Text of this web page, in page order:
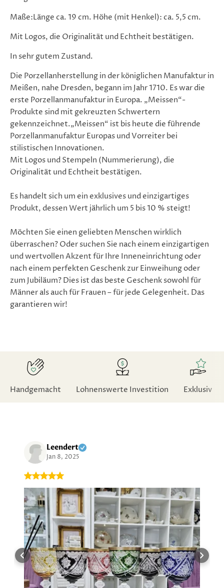
Maße:Länge ca. 19 cm. Höhe (mit Henkel): ca. 5,5 cm.
Mit Logos, die Originalität und Echtheit bestätigen.
In sehr gutem Zustand.
Die Porzellanherstellung in der königlichen Manufaktur in
Meißen, nahe Dresden, begann im Jahr 1710. Es war die
erste Porzellanmanufaktur in Europa. „Meissen“-
Produkte sind mit gekreuzten Schwertern
gekennzeichnet.„Meissen“ ist bis heutedie führende
Porzellanmanufaktur Europas und Vorreiter bei
stilistischen Innovationen.
Mit Logos und Stempeln (Nummerierung), die
Originalität und Echtheit bestätigen.
Es handelt sich um ein exklusives und einzigartiges
Produkt, dessen Wert jährlich um 5 bis 10 % steigt!
Möchten Sie einen geliebten Menschen wirklich
überraschen? Oder suchen Sie nach einem einzigartigen
und wertvollen Akzent für Ihre Inneneinrichtung oder
nach einem perfekten Geschenk zur Einweihung oder
zum Jubiläum? Dies ist das beste Geschenk sowohl für
Männer als auch für Frauen – für jede Gelegenheit. Das
garantieren wir!
Handgemacht Lohnenswerte Investition Exklusiv
Leendert
Jan 8, 2025